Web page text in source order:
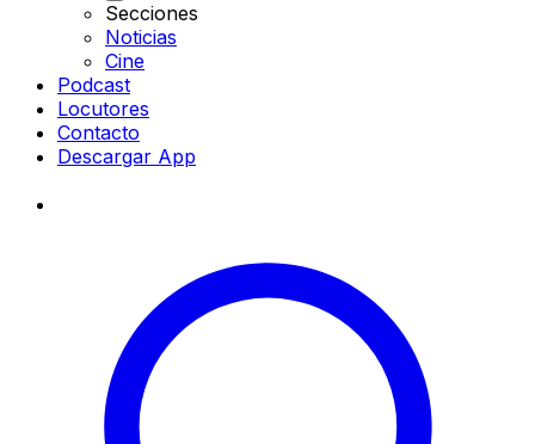
Secciones
Noticias
Cine
Podcast
Locutores
Contacto
Descargar App